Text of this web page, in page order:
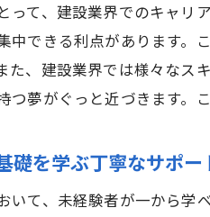
って、建設業界でのキャリ
中できる利点があります
た、建設業界では様々なス
つ夢がぐっと近づきます。
礎を学ぶ丁寧なサポー
いて、未経験者が一から学